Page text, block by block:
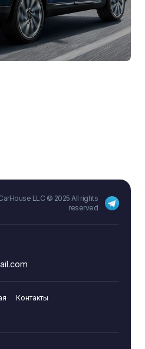
LLC © 2025 All rights
reserved
Контакты